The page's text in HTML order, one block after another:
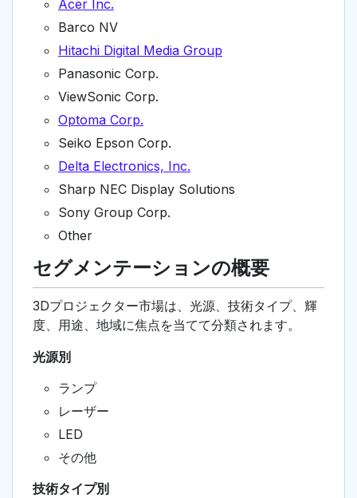
Acer Inc.
Barco NV
Hitachi Digital Media Group
Panasonic Corp.
ViewSonic Corp.
Optoma Corp.
Seiko Epson Corp.
Delta Electronics, Inc.
Sharp NEC Display Solutions
Sony Group Corp.
Other
セグメンテーションの概要
3Dプロジェクター市場は、光源、技術タイプ、輝
度、用途、地域に焦点を当てて分類されます。
光源別
ランプ
レーザー
LED
その他
技術タイプ別